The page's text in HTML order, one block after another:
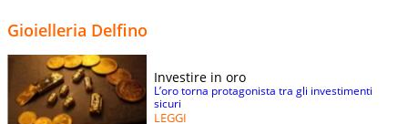
Gioielleria Delfino
Investire in oro
L’oro torna protagonista tra gli investimenti
sicuri
LEGGI